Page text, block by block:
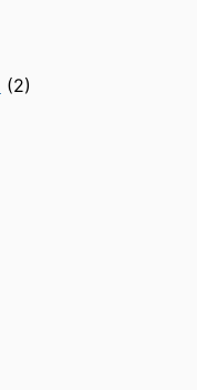
(2)